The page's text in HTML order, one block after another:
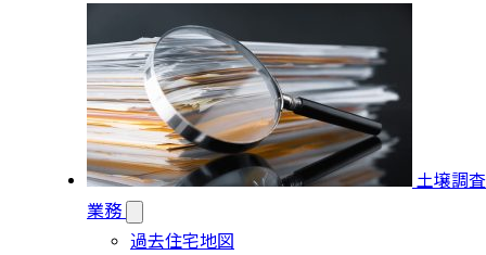
土壌調査
業務
過去住宅地図